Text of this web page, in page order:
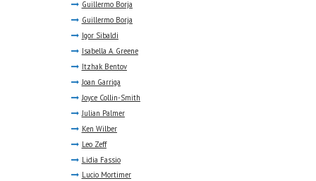
Guillermo Borja
Guillermo Borja
Igor Sibaldi
Isabella A. Greene
Itzhak Bentov
Joan Garriga
Joyce Collin-Smith
Julian Palmer
Ken Wilber
Leo Zeff
Lidia Fassio
Lucio Mortimer